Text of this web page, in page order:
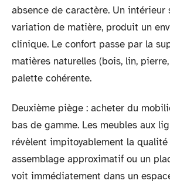
absence de caractère. Un intérieur
variation de matière, produit un
clinique. Le confort passe par la
matières naturelles (bois, lin,
palette cohérente.
Deuxième piège : acheter du
bas de gamme. Les meubles aux
révèlent impitoyablement la
assemblage approximatif ou un
voit immédiatement dans un